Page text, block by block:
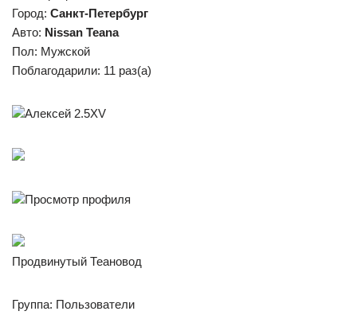
Город: Санкт-Петербург
Авто: Nissan Teana
Пол: Мужской
Поблагодарили: 11 раз(а)
Алексей 2.5XV
Просмотр профиля
Продвинутый Теановод
Группа: Пользователи